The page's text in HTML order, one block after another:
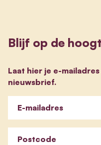
Blijf op de
Laat hier je e-
nieuwsbrief.
E-mailadres
Postcode